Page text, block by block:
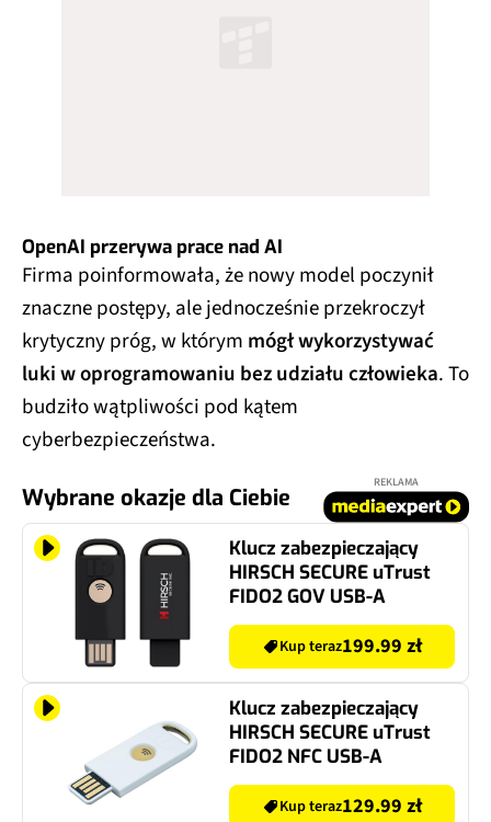
OpenAI przerywa prace nad AI
Firma poinformowała, że nowy model poczynił
znaczne postępy, ale jednocześnie przekroczył
krytyczny próg, w którym mógł wykorzystywać
luki w oprogramowaniu bez udziału człowieka. To
budziło wątpliwości pod kątem
cyberbezpieczeństwa.
Wybrane okazje dla Ciebie
REKLAMA
Klucz zabezpieczający
HIRSCH SECURE uTrust
FIDO2 GOV USB-A
Kup teraz199.99 zł
Klucz zabezpieczający
HIRSCH SECURE uTrust
FIDO2 NFC USB-A
Kup teraz129.99 zł